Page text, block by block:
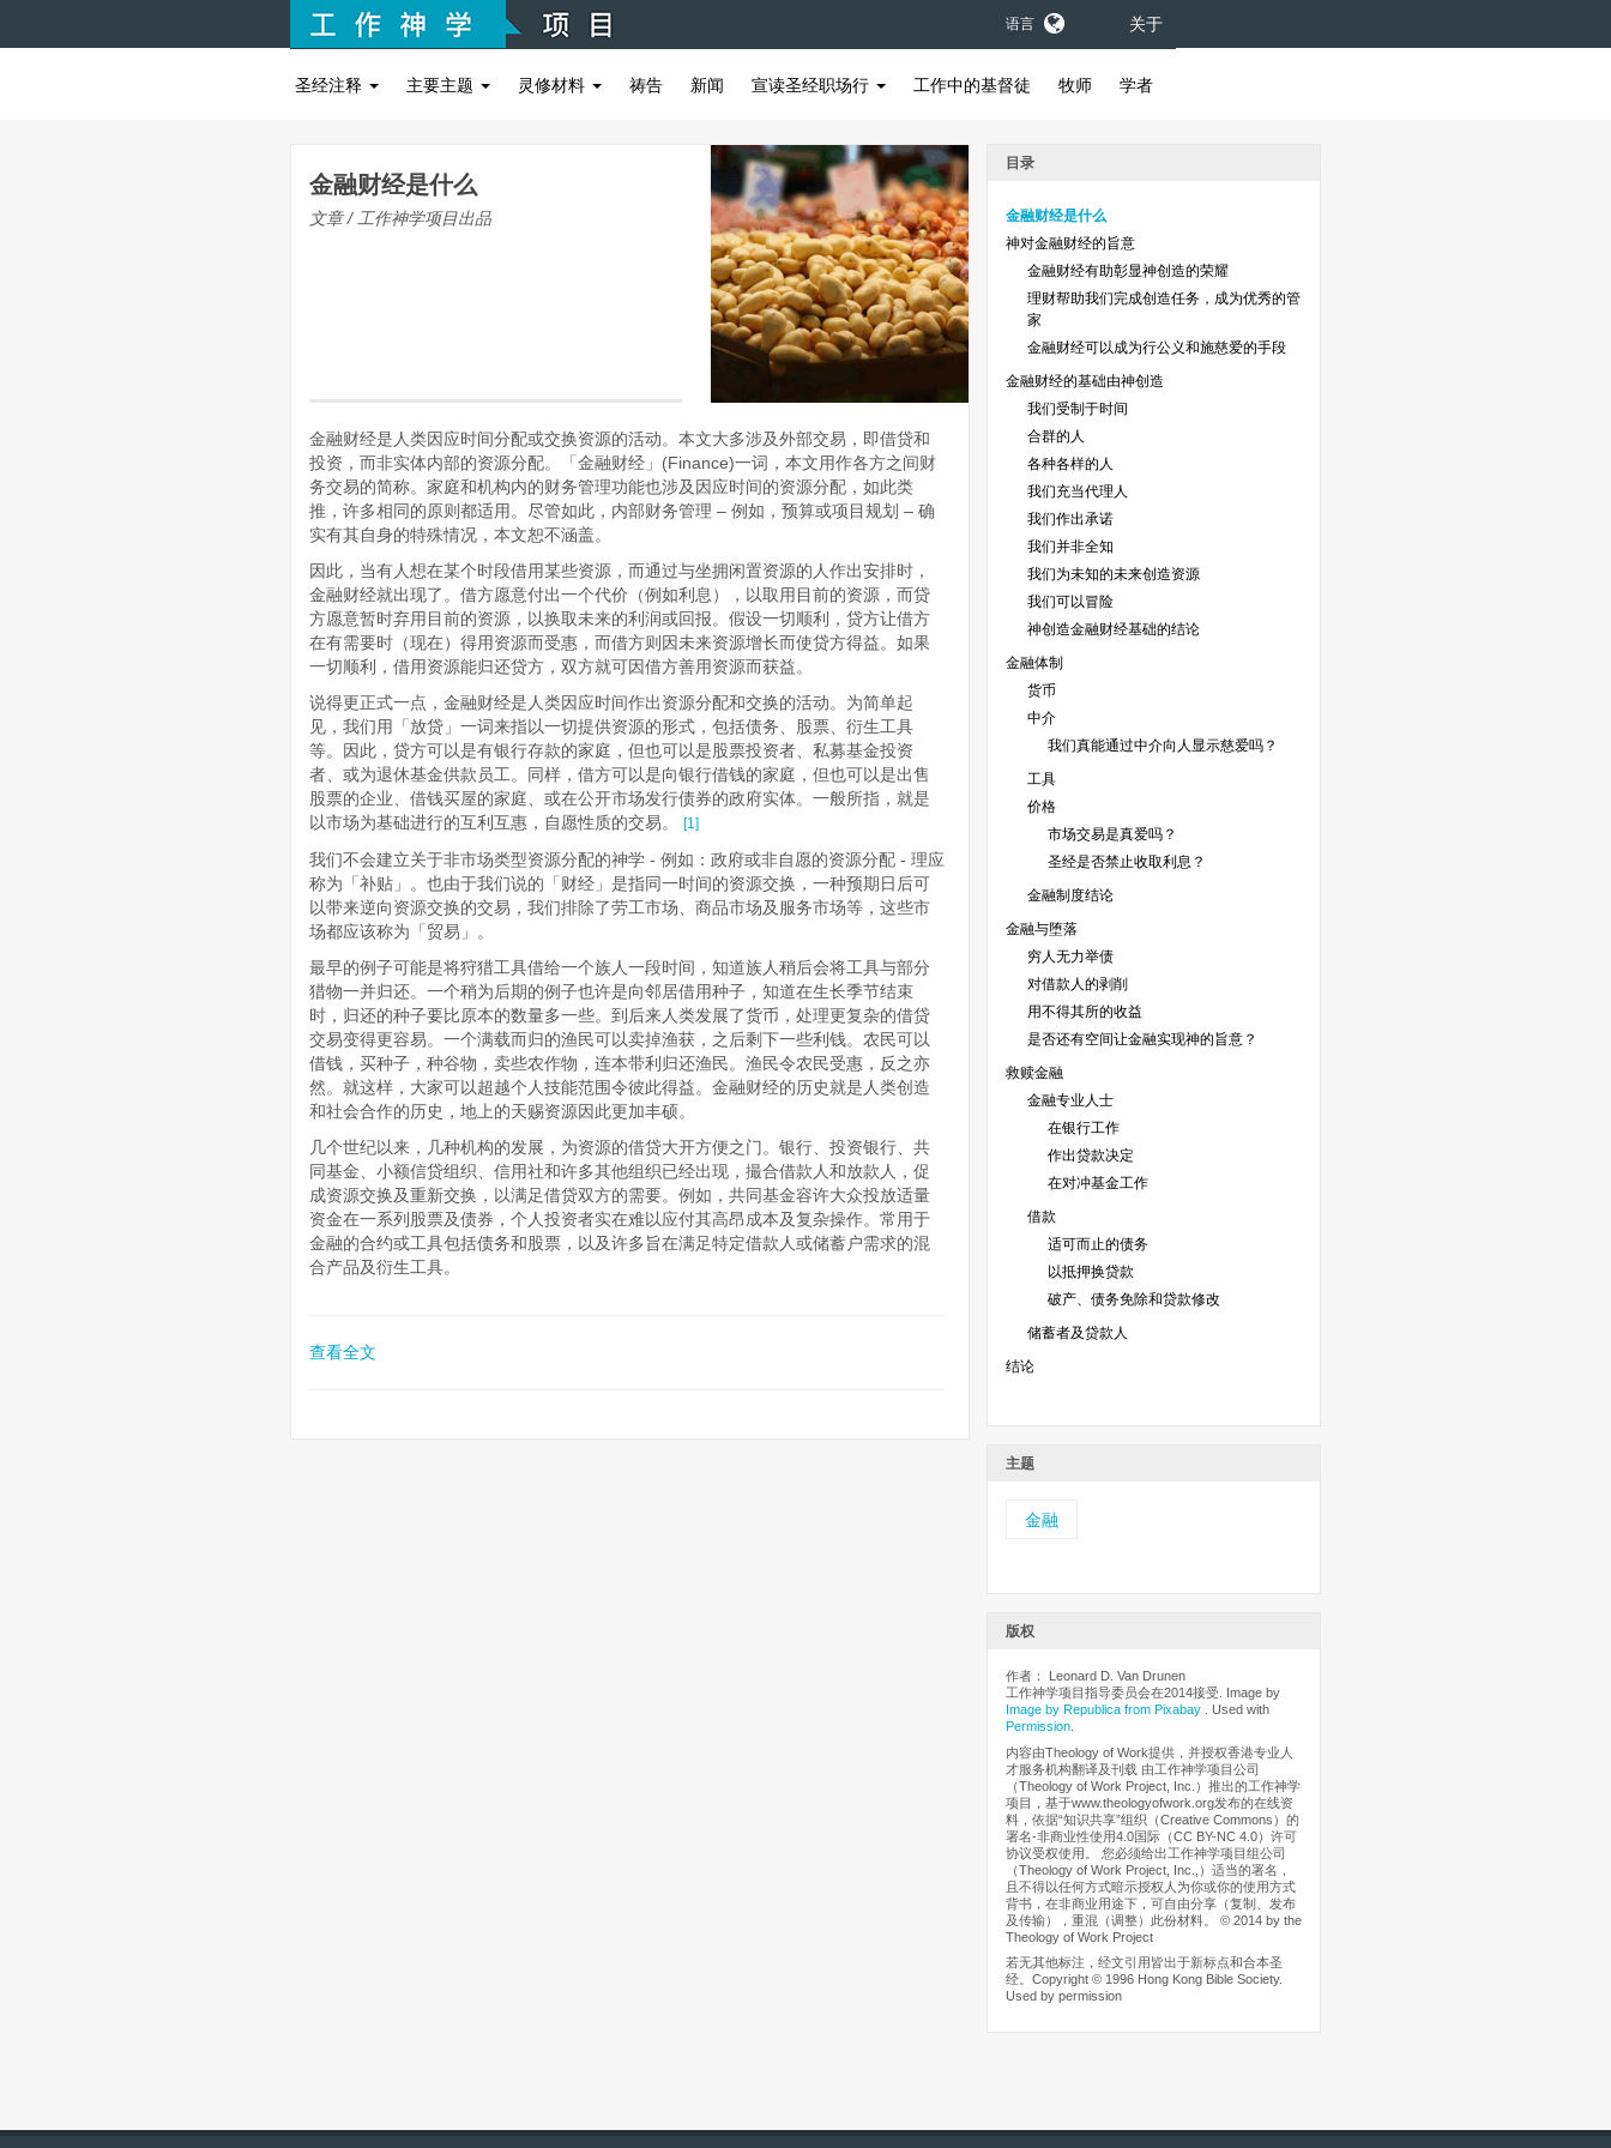
语言 关于
圣经注释 主要主题 灵修材料 祷告 新闻 宣读圣经职场行 工作中的基督徒 牧师 学者
金融财经是什么
文章 / 工作神学项目出品
金融财经是人类因应时间分配或交换资源的活动。本文大多涉及外部交易，即借贷和
投资，而非实体内部的资源分配。「金融财经」(Finance)一词，本文用作各方之间财
务交易的简称。家庭和机构内的财务管理功能也涉及因应时间的资源分配，如此类
推，许多相同的原则都适用。尽管如此，内部财务管理 – 例如，预算或项目规划 – 确
实有其自身的特殊情况，本文恕不涵盖。
因此，当有人想在某个时段借用某些资源，而通过与坐拥闲置资源的人作出安排时，
金融财经就出现了。借方愿意付出一个代价（例如利息），以取用目前的资源，而贷
方愿意暂时弃用目前的资源，以换取未来的利润或回报。假设一切顺利，贷方让借方
在有需要时（现在）得用资源而受惠，而借方则因未来资源增长而使贷方得益。如果
一切顺利，借用资源能归还贷方，双方就可因借方善用资源而获益。
说得更正式一点，金融财经是人类因应时间作出资源分配和交换的活动。为简单起
见，我们用「放贷」一词来指以一切提供资源的形式，包括债务、股票、衍生工具
等。因此，贷方可以是有银行存款的家庭，但也可以是股票投资者、私募基金投资
者、或为退休基金供款员工。同样，借方可以是向银行借钱的家庭，但也可以是出售
股票的企业、借钱买屋的家庭、或在公开市场发行债券的政府实体。一般所指，就是
以市场为基础进行的互利互惠，自愿性质的交易。
[1]
我们不会建立关于非市场类型资源分配的神学 - 例如：政府或非自愿的资源分配 - 理应
称为「补贴」。也由于我们说的「财经」是指同一时间的资源交换，一种预期日后可
以带来逆向资源交换的交易，我们排除了劳工市场、商品市场及服务市场等，这些市
场都应该称为「贸易」。
最早的例子可能是将狩猎工具借给一个族人一段时间，知道族人稍后会将工具与部分
猎物一并归还。一个稍为后期的例子也许是向邻居借用种子，知道在生长季节结束
时，归还的种子要比原本的数量多一些。到后来人类发展了货币，处理更复杂的借贷
交易变得更容易。一个满载而归的渔民可以卖掉渔获，之后剩下一些利钱。农民可以
借钱，买种子，种谷物，卖些农作物，连本带利归还渔民。渔民令农民受惠，反之亦
然。就这样，大家可以超越个人技能范围令彼此得益。金融财经的历史就是人类创造
和社会合作的历史，地上的天赐资源因此更加丰硕。
几个世纪以来，几种机构的发展，为资源的借贷大开方便之门。银行、投资银行、共
同基金、小额信贷组织、信用社和许多其他组织已经出现，撮合借款人和放款人，促
成资源交换及重新交换，以满足借贷双方的需要。例如，共同基金容许大众投放适量
资金在一系列股票及债券，个人投资者实在难以应付其高昂成本及复杂操作。常用于
金融的合约或工具包括债务和股票，以及许多旨在满足特定借款人或储蓄户需求的混
合产品及衍生工具。
查看全文
目录
金融财经是什么
神对金融财经的旨意
金融财经有助彰显神创造的荣耀
理财帮助我们完成创造任务，成为优秀的管
家
金融财经可以成为行公义和施慈爱的手段
金融财经的基础由神创造
我们受制于时间
合群的人
各种各样的人
我们充当代理人
我们作出承诺
我们并非全知
我们为未知的未来创造资源
我们可以冒险
神创造金融财经基础的结论
金融体制
货币
中介
我们真能通过中介向人显示慈爱吗？
工具
价格
市场交易是真爱吗？
圣经是否禁止收取利息？
金融制度结论
金融与堕落
穷人无力举债
对借款人的剥削
用不得其所的收益
是否还有空间让金融实现神的旨意？
救赎金融
金融专业人士
在银行工作
作出贷款决定
在对冲基金工作
借款
适可而止的债务
以抵押换贷款
破产、债务免除和贷款修改
储蓄者及贷款人
结论
主题
金融
版权
作者： Leonard D. Van Drunen
工作神学项目指导委员会在2014接受. Image by
Image by Republica from Pixabay
. Used with
Permission
内容由Theology of Work提供，并授权香港专业人
才服务机构翻译及刊载 由工作神学项目公司
（Theology of Work Project, Inc.）推出的工作神学
项目，基于www.theologyofwork.org发布的在线资
料，依据“知识共享”组织（Creative Commons）的
署名-非商业性使用4.0国际（CC BY-NC 4.0）许可
协议受权使用。 您必须给出工作神学项目组公司
（Theology of Work Project, Inc.,）适当的署名，
且不得以任何方式暗示授权人为你或你的使用方式
背书，在非商业用途下，可自由分享（复制、发布
及传输），重混（调整）此份材料。 © 2014 by the
Theology of Work Project
若无其他标注，经文引用皆出于新标点和合本圣
经。Copyright © 1996 Hong Kong Bible Society.
Used by permission